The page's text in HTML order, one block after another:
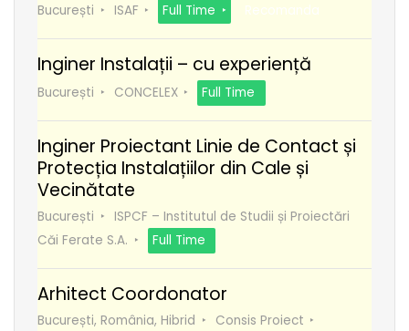
București ISAF Full Time Recomanda
Inginer Instalații – cu experiență
București CONCELEX Full Time
Inginer Proiectant Linie de Contact și
Protecția Instalațiilor din Cale și
Vecinătate
București
ISPCF – Institutul de Studii și Proiectări
Căi Ferate S.A.
Full Time
Arhitect Coordonator
București, România, Hibrid
Consis Proiect